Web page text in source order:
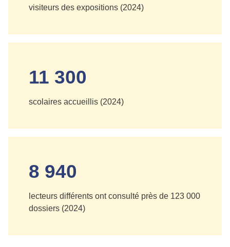
visiteurs des expositions (2024)
11 300
scolaires accueillis (2024)
8 940
lecteurs différents ont consulté près de 123 000
dossiers (2024)